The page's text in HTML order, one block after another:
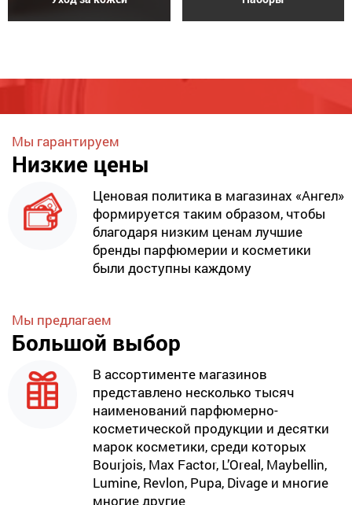
Мы гарантируем
Низкие цены
Ценовая политика в магазинах «Ангел»
формируется таким образом, чтобы
благодаря низким ценам лучшие
бренды парфюмерии и косметики
были доступны каждому
Мы предлагаем
Большой выбор
В ассортименте магазинов
представлено несколько тысяч
наименований парфюмерно-
косметической продукции и десятки
марок косметики, среди которых
Bourjois, Max Factor, L’Oreal, Maybellin,
Lumine, Revlon, Pupa, Divage и многие
многие другие